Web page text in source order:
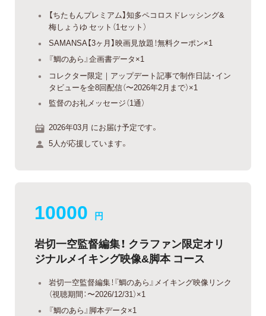
【ちたもんプレミアム】知多ペコロスドレッシング&
梅しょうゆ セット（1セット）
SAMANSA【3ヶ月】映画見放題！無料クーポン×1
『鯛のあら』企画書データ×1
コレクター限定｜アップデート記事で制作日誌・イン
タビューを全8回配信（〜2026年2月まで）×1
監督のお礼メッセージ（1通）
2026年03月 にお届け予定です。
5人が応援しています。
10000 円
岩切一空監督編集！ クラファン限定オリ
ジナルメイキング映像&脚本 コース
岩切一空監督編集！『鯛のあら』メイキング映像リンク
（視聴期間：〜2026/12/31）×1
『鯛のあら』脚本データ×1